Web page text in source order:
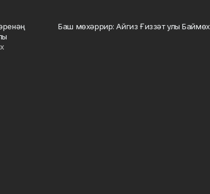
Баш мөхәррир: Айгиз Ғиззәт улы